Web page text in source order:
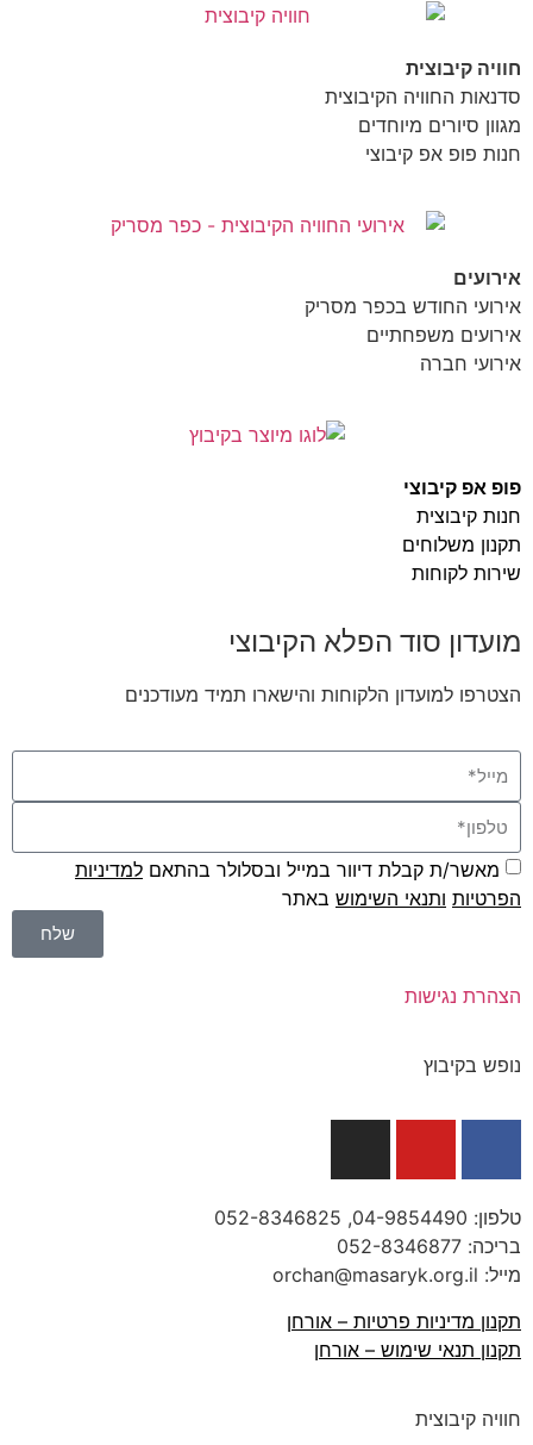
חוויה קיבוצית
סדנאות החוויה הקיבוצית
מגוון סיורים מיוחדים
חנות פופ אפ קיבוצי
אירועים
אירועי החודש בכפר מסריק
אירועים משפחתיים
אירועי חברה
פופ אפ קיבוצי
חנות קיבוצית
תקנון משלוחים
שירות לקוחות
מועדון סוד הפלא הקיבוצי
הצטרפו למועדון הלקוחות והישארו תמיד מעודכנים
מאשר/ת קבלת דיוור במייל ובסלולר בהתאם למדיניות
הפרטיות ותנאי השימוש באתר
שלח
הצהרת נגישות
נופש בקיבוץ
טלפון: 04-9854490
, 052-8346825
בריכה: 052-8346877
מייל: orchan@masaryk.org.il
תקנון מדיניות פרטיות – אורחן
תקנון תנאי שימוש – אורחן
חוויה קיבוצית